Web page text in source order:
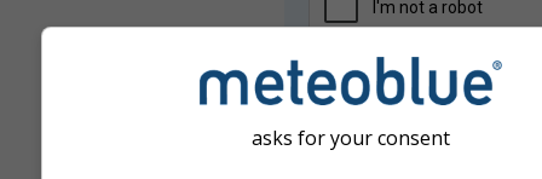
asks for your consent